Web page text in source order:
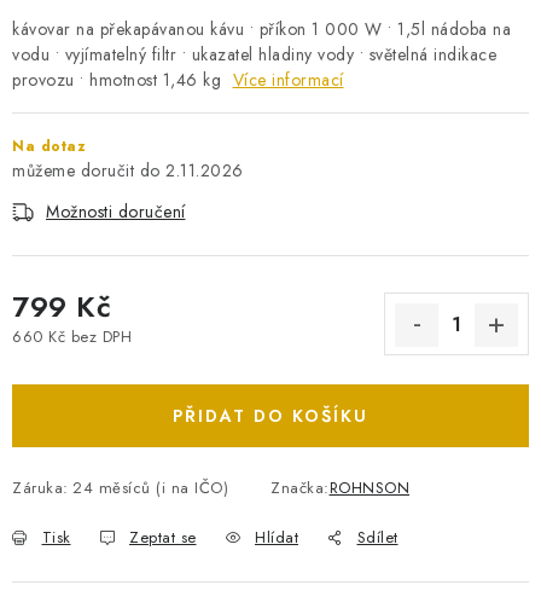
kávovar na překapávanou kávu • příkon 1 000 W • 1,5l nádoba na
vodu • vyjímatelný filtr • ukazatel hladiny vody • světelná indikace
provozu • hmotnost 1,46 kg Více informací
Na dotaz
2.11.2026
Možnosti doručení
799 Kč
660 Kč bez DPH
PŘIDAT DO KOŠÍKU
Záruka: 24 měsíců (i na IČO) Značka:ROHNSON
Tisk Zeptat se Hlídat Sdílet